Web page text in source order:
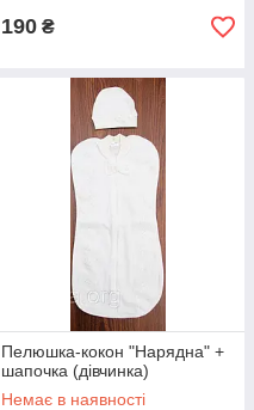
190 ₴
Пелюшка-кокон "Нарядна" +
шапочка (дівчинка)
Немає в наявності